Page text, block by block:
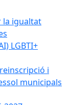
la igualtat
LGBTI+
i
municipals